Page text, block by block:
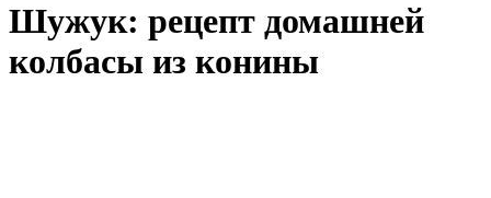
Шужук: рецепт домашней
колбасы из конины